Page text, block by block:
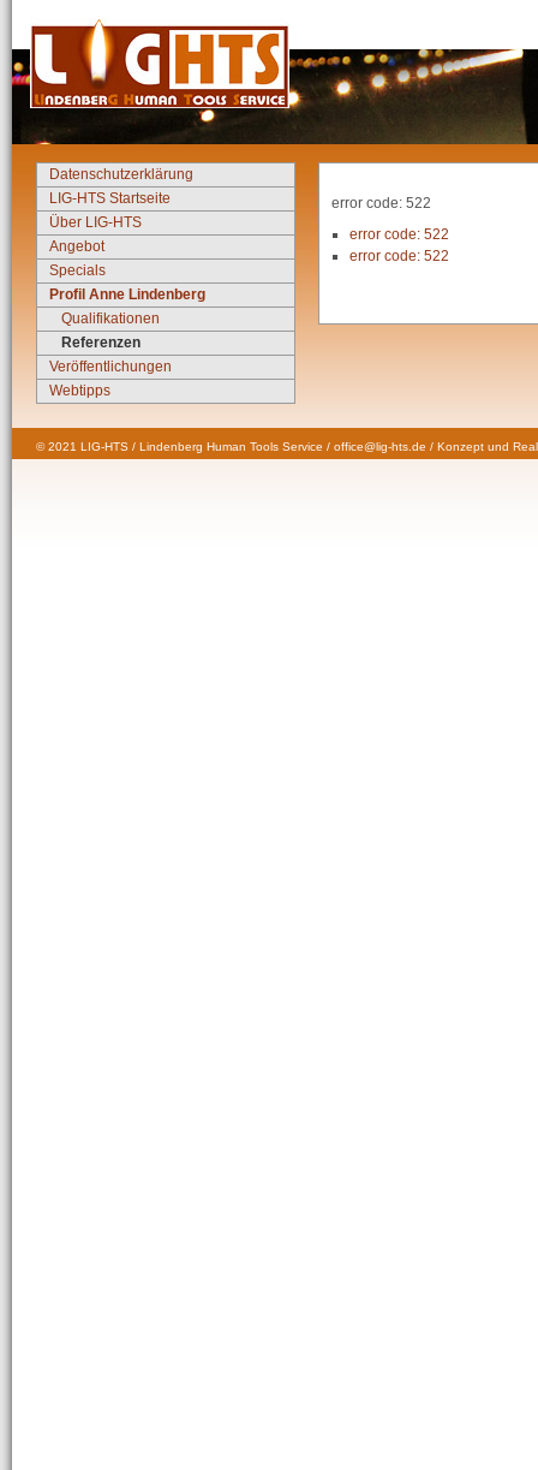
Datenschutzerklärung
LIG-HTS Startseite
Über LIG-HTS
Angebot
Specials
Profil Anne Lindenberg
Qualifikationen
Referenzen
Veröffentlichungen
Webtipps
error code: 522
error code: 522
error code: 522
© 2021 LIG-HTS / Lindenberg Human Tools Service / office@lig-hts.de / Konzept und